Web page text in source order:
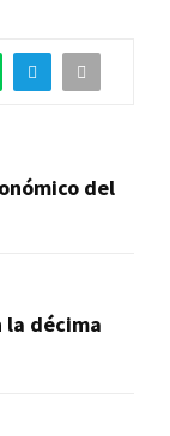
del
la décima